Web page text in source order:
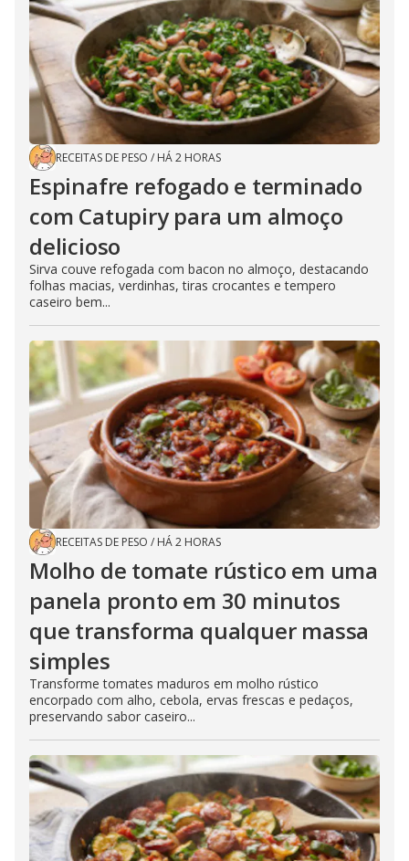
RECEITAS DE PESO / HÁ 2 HORAS
Espinafre refogado e terminado
com Catupiry para um almoço
delicioso
Sirva couve refogada com bacon no almoço, destacando
folhas macias, verdinhas, tiras crocantes e tempero
caseiro bem...
RECEITAS DE PESO / HÁ 2 HORAS
Molho de tomate rústico em uma
panela pronto em 30 minutos
que transforma qualquer massa
simples
Transforme tomates maduros em molho rústico
encorpado com alho, cebola, ervas frescas e pedaços,
preservando sabor caseiro...